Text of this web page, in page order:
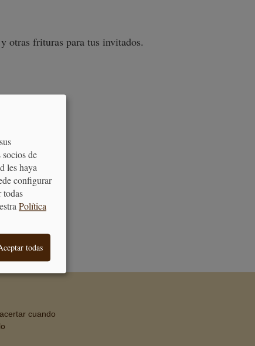
otras frituras para tus invitados.
AL CLIENTE
cuando
de
les haya
configurar
todas
Política
todas